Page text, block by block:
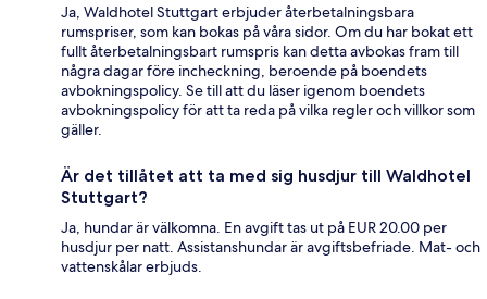
Ja, Waldhotel Stuttgart erbjuder återbetalningsbara
rumspriser, som kan bokas på våra sidor. Om du har bokat ett
fullt återbetalningsbart rumspris kan detta avbokas fram till
några dagar före incheckning, beroende på boendets
avbokningspolicy. Se till att du läser igenom boendets
avbokningspolicy för att ta reda på vilka regler och villkor som
gäller.
Är det tillåtet att ta med sig husdjur till Waldhotel
Stuttgart?
Ja, hundar är välkomna. En avgift tas ut på EUR 20.00 per
husdjur per natt. Assistanshundar är avgiftsbefriade. Mat- och
vattenskålar erbjuds.